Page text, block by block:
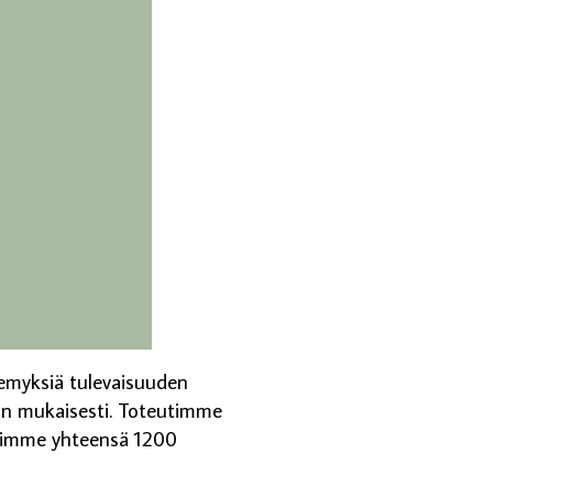
tulevaisuuden
mukaisesti. Toteutimme
yhteensä 1200